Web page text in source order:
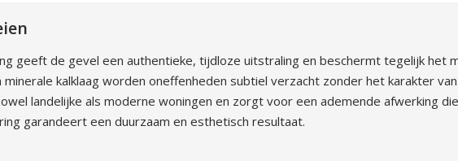
geeft de gevel een authentieke, tijdloze uitstraling en beschermt tegelijk het
kalklaag worden oneffenheden subtiel verzacht zonder het karakter
landelijke als moderne woningen en zorgt voor een ademende afwerking
garandeert een duurzaam en esthetisch resultaat.